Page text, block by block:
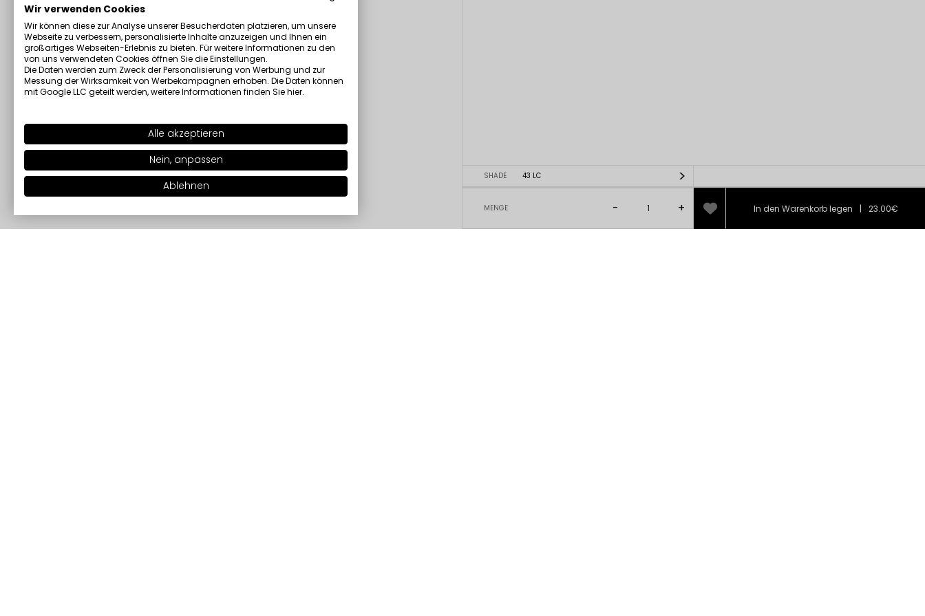
SHADE 43 LC >
MENGE - + In den Warenkorb legen | 23.00€
Wir verwenden Cookies
Wir können diese zur Analyse unserer Besucherdaten platzieren, um unsere
Webseite zu verbessern, personalisierte Inhalte anzuzeigen und Ihnen ein
großartiges Webseiten-Erlebnis zu bieten. Für weitere Informationen zu den
von uns verwendeten Cookies öffnen Sie die Einstellungen.
Die Daten werden zum Zweck der Personalisierung von Werbung und zur
Messung der Wirksamkeit von Werbekampagnen erhoben. Die Daten können
mit Google LLC geteilt werden, weitere Informationen finden Siehier.
Alle akzeptieren
Nein, anpassen
Ablehnen